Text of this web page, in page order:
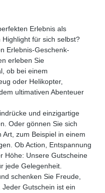
Erlebnis als
für sich selbst?
Erlebnis-Geschenk-
erleben Sie
ob bei einem
oder Helikopter,
ultimativen Abenteuer
und einzigartige
Oder gönnen Sie sich
zum Beispiel in einem
Ob Action, Entspannung
Höhe: Unsere Gutscheine
jede Gelegenheit.
schenken Sie Freude,
Gutschein ist ein